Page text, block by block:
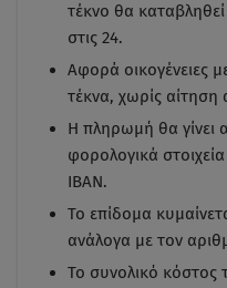
τέκνο θα
στις 24.
Αφορά οικογένειες
τέκνα, χωρίς αίτηση
Η πληρωμή θα γίνει
φορολογικά
IBAN.
Το επίδομα
ανάλογα με τον
Το συνολικό κόστος